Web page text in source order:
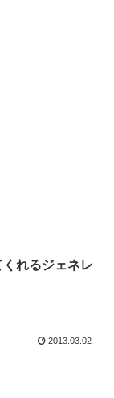
くれるジェネレ
2013.03.02